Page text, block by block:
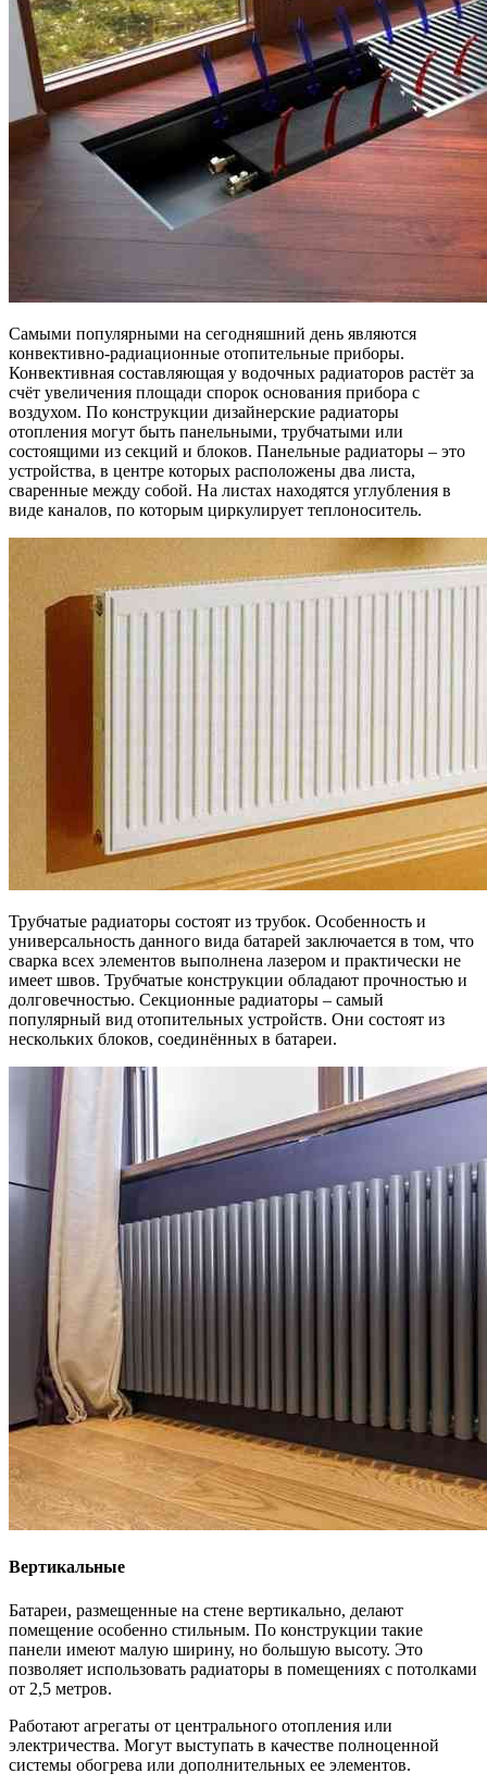
Самыми популярными на сегодняшний день являются
конвективно-радиационные отопительные приборы.
Конвективная составляющая у водочных радиаторов растёт за
счёт увеличения площади спорок основания прибора с
воздухом. По конструкции дизайнерские радиаторы
отопления могут быть панельными, трубчатыми или
состоящими из секций и блоков. Панельные радиаторы – это
устройства, в центре которых расположены два листа,
сваренные между собой. На листах находятся углубления в
виде каналов, по которым циркулирует теплоноситель.
Трубчатые радиаторы состоят из трубок. Особенность и
универсальность данного вида батарей заключается в том, что
сварка всех элементов выполнена лазером и практически не
имеет швов. Трубчатые конструкции обладают прочностью и
долговечностью. Секционные радиаторы – самый
популярный вид отопительных устройств. Они состоят из
нескольких блоков, соединённых в батареи.
Вертикальные
Батареи, размещенные на стене вертикально, делают
помещение особенно стильным. По конструкции такие
панели имеют малую ширину, но большую высоту. Это
позволяет использовать радиаторы в помещениях с потолками
от 2,5 метров.
Работают агрегаты от центрального отопления или
электричества. Могут выступать в качестве полноценной
системы обогрева или дополнительных ее элементов.